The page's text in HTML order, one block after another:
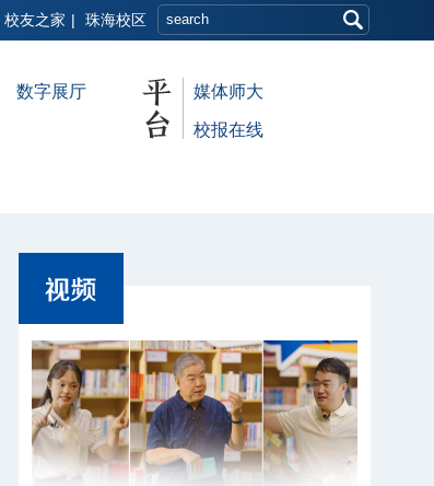
校友之家 | 珠海校区
数字展厅 媒体师大
校报在线